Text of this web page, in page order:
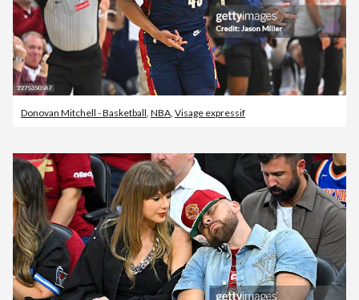
Donovan Mitchell - Basketball, NBA, Visage expressif